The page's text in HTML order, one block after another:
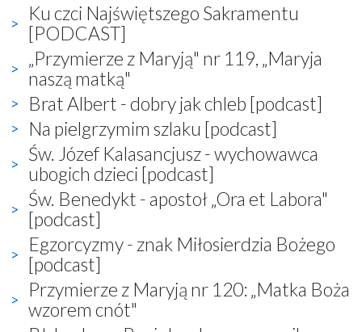
Ku czci Najświętszego Sakramentu
[PODCAST]
„Przymierze z Maryją" nr 119, „Maryja
naszą matką"
Brat Albert - dobry jak chleb [podcast]
Na pielgrzymim szlaku [podcast]
Św. Józef Kalasancjusz - wychowawca
ubogich dzieci [podcast]
Św. Benedykt - apostoł „Ora et Labora"
[podcast]
Egzorcyzmy - znak Miłosierdzia Bożego
[podcast]
Przymierze z Maryją nr 120: „Matka Boża
wzorem cnót"